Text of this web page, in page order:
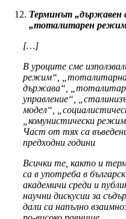
Терминът „държавен
„тоталитарен
[…]
В уроците сме
режим“,
държава“,
управление“,
модел“,
„комунистически
Част от тях са
предходни години
Всички те, както и
са в употреба в
академичи среди и
научни дискусии за
дали са напълно